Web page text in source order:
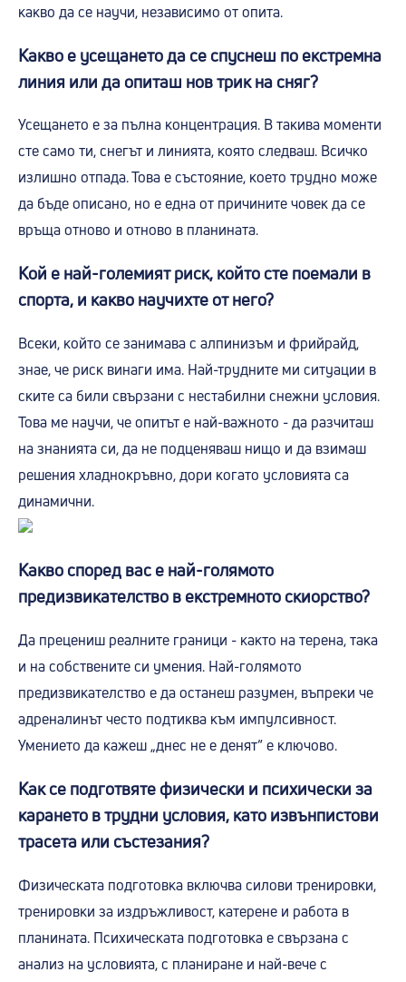
какво да се научи, независимо от опита.
Какво е усещането да се спуснеш по екстремна
линия или да опиташ нов трик на сняг?
Усещането е за пълна концентрация. В такива моменти
сте само ти, снегът и линията, която следваш. Всичко
излишно отпада. Това е състояние, което трудно може
да бъде описано, но е една от причините човек да се
връща отново и отново в планината.
Кой е най-големият риск, който сте поемали в
спорта, и какво научихте от него?
Всеки, който се занимава с алпинизъм и фрийрайд,
знае, че риск винаги има. Най-трудните ми ситуации в
ските са били свързани с нестабилни снежни условия.
Това ме научи, че опитът е най-важното - да разчиташ
на знанията си, да не подценяваш нищо и да взимаш
решения хладнокръвно, дори когато условията са
динамични.
Какво според вас е най-голямото
предизвикателство в екстремното скиорство?
Да прецениш реалните граници - както на терена, така
и на собствените си умения. Най-голямото
предизвикателство е да останеш разумен, въпреки че
адреналинът често подтиква към импулсивност.
Умението да кажеш „днес не е денят“ е ключово.
Как се подготвяте физически и психически за
карането в трудни условия, като извънпистови
трасета или състезания?
Физическата подготовка включва силови тренировки,
тренировки за издръжливост, катерене и работа в
планината. Психическата подготовка е свързана с
анализ на условията, с планиране и най-вече с